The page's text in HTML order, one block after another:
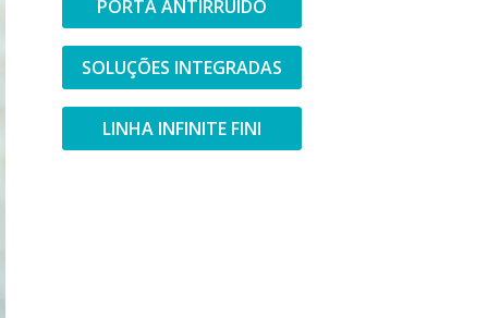
PORTA ANTIRRUÍDO
SOLUÇÕES INTEGRADAS
LINHA INFINITE FINI